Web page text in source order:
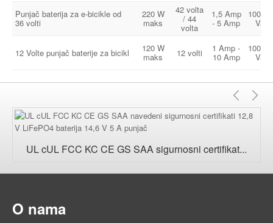
Punjač baterija za e-bicikle od
36 volti
220 W
maks
42 volta
/ 44
volta
1,5 Amp
- 5 Amp
100-
Vac
12 Volte punjač baterije za bicikl 120 W
maks 12 volti 1 Amp -
10 Amp
100-
Vac
UL cUL FCC KC CE GS SAA sigurnosni certifikat...
O nama